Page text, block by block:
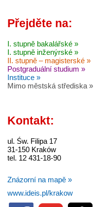
Přejděte na:
I. stupně bakalářské »
I. stupně inženýrské »
II. stupně – magisterské »
Postgraduální studium »
Instituce »
Mimo městská střediska »
Kontakt:
ul. Św. Filipa 17
31-150 Kraków
tel. 12 431-18-90
Znázorní na mapě »
www.ideis.pl/krakow